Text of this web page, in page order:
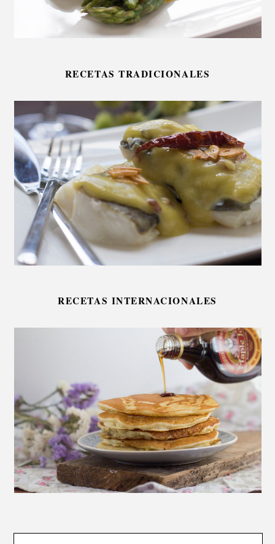
RECETAS TRADICIONALES
RECETAS INTERNACIONALES